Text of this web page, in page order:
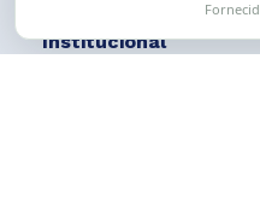
Institucional